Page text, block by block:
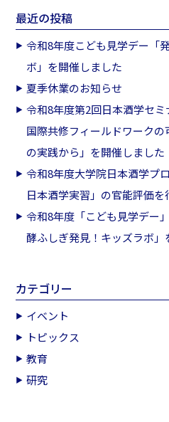
最近の投稿
令和8年度こども見学デー「
ボ」を開催しました
夏季休業のお知らせ
令和8年度第2回日本酒学セ
国際共修フィールドワーク
の実践から」を開催しました
令和8年度大学院日本酒学プ
日本酒学実習」の官能評価を
令和8年度「こども見学デー
酵ふしぎ発見！キッズラボ」
カテゴリー
イベント
トピックス
教育
研究